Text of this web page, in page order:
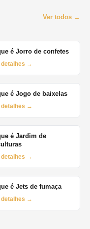
Ver todos →
é Jorro de confetes
detalhes →
é Jogo de baixelas
detalhes →
é Jardim de
detalhes →
é Jets de fumaça
detalhes →